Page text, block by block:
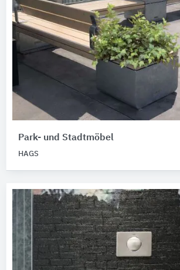
Park- und Stadtmöbel
HAGS